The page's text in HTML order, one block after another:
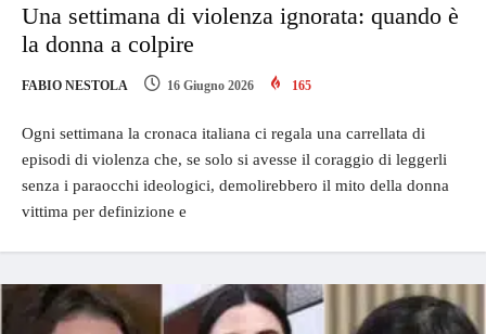
Una settimana di violenza ignorata: quando è
la donna a colpire
FABIO NESTOLA 16 Giugno 2026 165
Ogni settimana la cronaca italiana ci regala una carrellata di
episodi di violenza che, se solo si avesse il coraggio di leggerli
senza i paraocchi ideologici, demolirebbero il mito della donna
vittima per definizione e